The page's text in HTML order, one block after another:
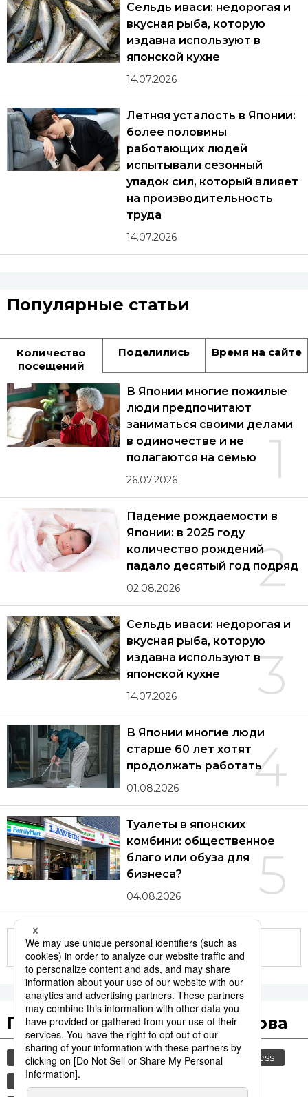
Сельдь иваси: недорогая и
вкусная рыба, которую
издавна используют в
японской кухне
14.07.2026
Летняя усталость в Японии:
более половины
работающих людей
испытывали сезонный
упадок сил, который влияет
на производительность
труда
14.07.2026
Популярные статьи
Количество
посещений
Поделились Время на сайте
1
В Японии многие пожилые
люди предпочитают
заниматься своими делами
в одиночестве и не
полагаются на семью
26.07.2026
2
Падение рождаемости в
Японии: в 2025 году
количество рождений
падало десятый год подряд
02.08.2026
3
Сельдь иваси: недорогая и
вкусная рыба, которую
издавна используют в
японской кухне
14.07.2026
4
В Японии многие люди
старше 60 лет хотят
продолжать работать
01.08.2026
5
Туалеты в японских
комбини: общественное
благо или обуза для
бизнеса?
04.08.2026
Другие статьи по теме
Популярные поисковые слова
общество культура политика
jiji press
технологии